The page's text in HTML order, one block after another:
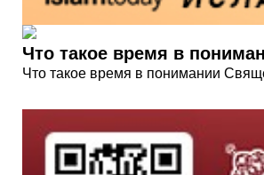
Что такое время в
Что такое время в понимании